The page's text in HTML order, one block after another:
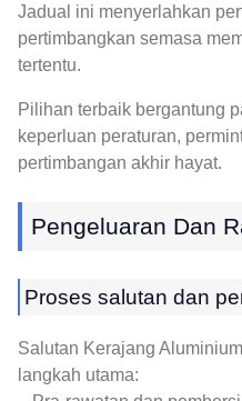
Jadual ini menyerlahkan
pertimbangkan semasa
tertentu.
Pilihan terbaik bergantung
keperluan peraturan,
pertimbangan akhir hayat.
Pengeluaran Dan
Proses salutan dan
Salutan Kerajang
langkah utama: